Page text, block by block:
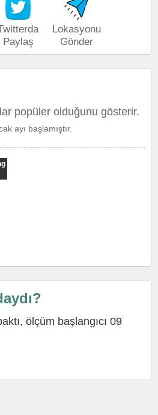
Paylaş
Lokasyonu
Gönder
popüler olduğunu gösterir.
ayı başlamıştır.
ölçüm başlangıcı 09